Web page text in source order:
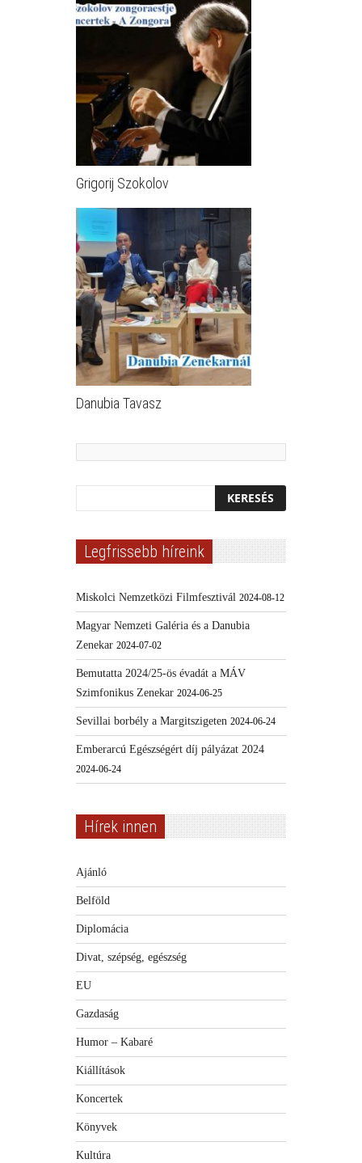
Grigorij Szokolov
Danubia Tavasz
Legfrissebb híreink
Miskolci Nemzetközi Filmfesztivál 2024-08-12
Magyar Nemzeti Galéria és a Danubia
Zenekar 2024-07-02
Bemutatta 2024/25-ös évadát a MÁV
Szimfonikus Zenekar 2024-06-25
Sevillai borbély a Margitszigeten 2024-06-24
Emberarcú Egészségért díj pályázat 2024
2024-06-24
Hírek innen
Ajánló
Belföld
Diplomácia
Divat, szépség, egészség
EU
Gazdaság
Humor – Kabaré
Kiállítások
Koncertek
Könyvek
Kultúra